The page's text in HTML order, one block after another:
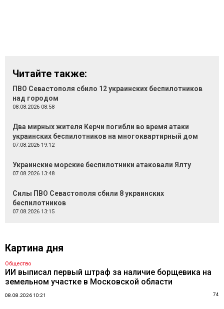
Читайте также:
ПВО Севастополя сбило 12 украинских беспилотников
над городом
08.08.2026 08:58
Два мирных жителя Керчи погибли во время атаки
украинских беспилотников на многоквартирный дом
07.08.2026 19:12
Украинские морские беспилотники атаковали Ялту
07.08.2026 13:48
Силы ПВО Севастополя сбили 8 украинских
беспилотников
07.08.2026 13:15
Картина дня
Общество
ИИ выписал первый штраф за наличие борщевика на
земельном участке в Московской области
08.08.2026 10:21 74